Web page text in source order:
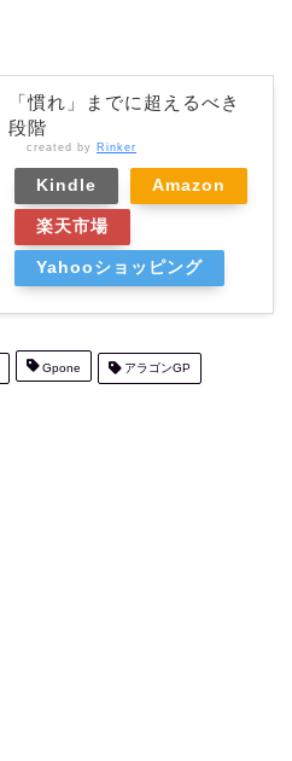
「慣れ」までに超えるべき
段階
created by Rinker
Kindle Amazon
楽天市場
Yahooショッピング
Gpone アラゴンGP